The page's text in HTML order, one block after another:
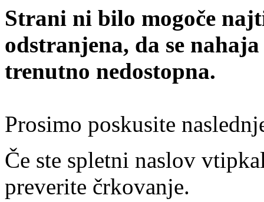
Strani ni bilo mogoče
odstranjena, da se
trenutno nedostopna.
Prosimo poskusite
Če ste spletni naslov
preverite črkovanje.